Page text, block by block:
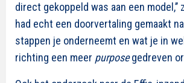
direct gekoppeld was aan een model,’’
had echt een doorvertaling gemaakt
stappen je onderneemt en wat je in
richting een meer purposegedreven